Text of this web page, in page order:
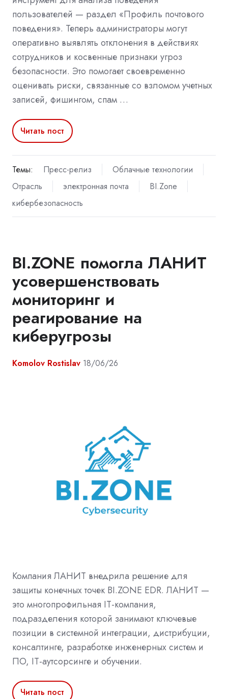
пользователей — раздел «Профиль почтового
поведения». Теперь администраторы могут
оперативно выявлять отклонения в действиях
сотрудников и косвенные признаки угроз
безопасности. Это помогает своевременно
оценивать риски, связанные со взломом учетных
записей, фишингом, спам …
Читать пост
Темы: Пресс-релиз
Облачные технологии
Отрасль
электронная почта
BI.Zone
кибербезопасность
BI.ZONE помогла ЛАНИТ
усовершенствовать
мониторинг и
реагирование на
киберугрозы
Komolov Rostislav 18/06/26
Компания ЛАНИТ внедрила решение для
защиты конечных точек BI.ZONE EDR. ЛАНИТ —
это многопрофильная IT-компания,
подразделения которой занимают ключевые
позиции в системной интеграции, дистрибуции,
консалтинге, разработке инженерных систем и
ПО, IT-аутсорсинге и обучении.
Читать пост